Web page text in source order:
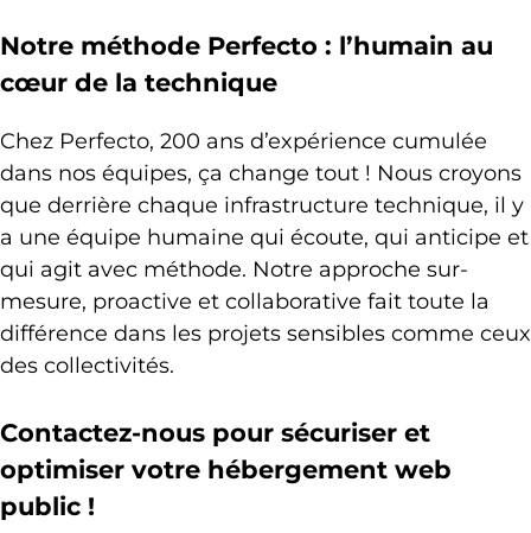
Notre méthode Perfecto : l’humain au
cœur de la technique
Chez Perfecto, 200 ans d’expérience cumulée
dans nos équipes, ça change tout ! Nous croyons
que derrière chaque infrastructure technique, il y
a une équipe humaine qui écoute, qui anticipe et
qui agit avec méthode. Notre approche sur-
mesure, proactive et collaborative fait toute la
différence dans les projets sensibles comme ceux
des collectivités.
Contactez-nous pour sécuriser et
optimiser votre hébergement web
public !